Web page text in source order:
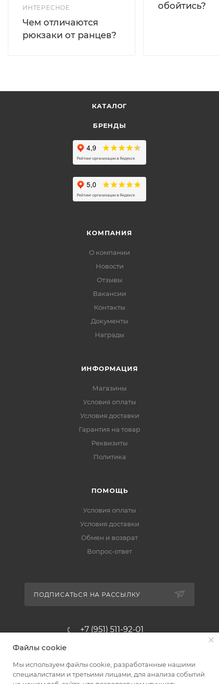
ИНТЕРЕСНОЕ
Чем отличаются
рюкзаки от ранцев?
обойтись?
КАТАЛОГ
БРЕНДЫ
КОМПАНИЯ
О компании
Новости
Отзывы
Вакансии
Контакты
Документы
Награды
ИНФОРМАЦИЯ
Магазины
Условия оплаты
Условия доставки
Гарантия на товар
Реквизиты
Политика
ПОМОЩЬ
Условия оплаты
Условия доставки
Обмен и возврат
Вопрос-ответ
ПОДПИСАТЬСЯ НА РАССЫЛКУ
+7 (951) 511-92-01
Магазин-склад ТЦ "Альтус"
Ростовская обл, Аксайский р-н,
Файлы cookie
Мы используем файлы cookie, разработанные нашими
специалистами и третьими лицами, для анализа событий